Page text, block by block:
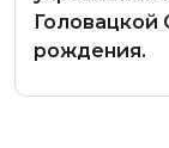
Головацкой
рождения.